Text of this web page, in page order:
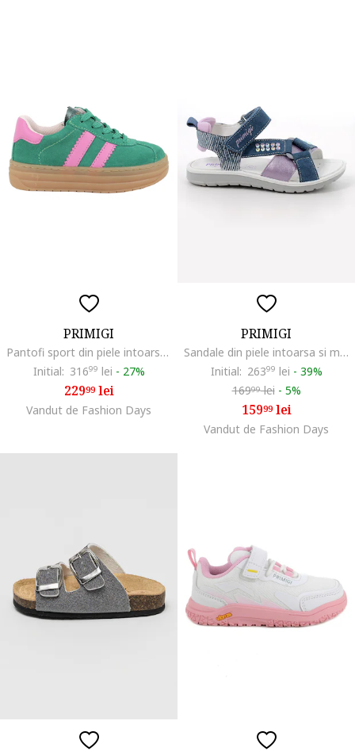
PRIMIGI
Pantofi sport din piele intoarsa cu talpa flatform si garnituri din piele ecologica, Roz deschis/Verde aquamarin
Initial: 31699 lei - 27%
22999lei
Vandut de Fashion Days
PRIMIGI
Sandale din piele intoarsa si material textil cu inchidere velcro, Albastru inchis/Lila
Initial: 26399 lei - 39%
16999lei - 5%
15999lei
Vandut de Fashion Days